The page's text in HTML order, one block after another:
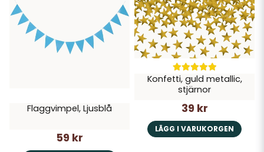
Flaggvimpel, Ljusblå
59 kr
Konfetti, guld metallic,
stjärnor
39 kr
LÄGG I VARUKORGEN